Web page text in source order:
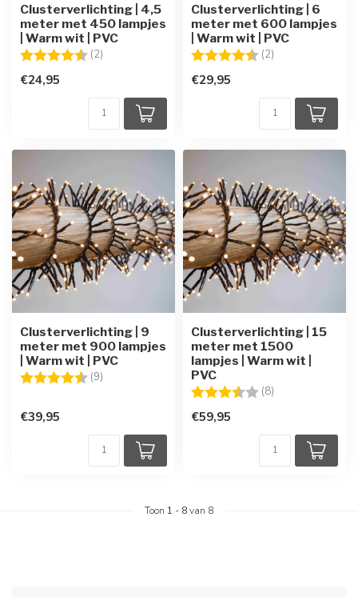
Clusterverlichting | 4,5
meter met 450 lampjes
| Warm wit | PVC
Beoordeling: (2)
€24,95
Clusterverlichting | 6
meter met 600 lampjes
| Warm wit | PVC
Beoordeling: (2)
€29,95
Clusterverlichting | 9
meter met 900 lampjes
| Warm wit | PVC
Beoordeling: (9)
€39,95
Clusterverlichting | 15
meter met 1500
lampjes | Warm wit |
PVC
Beoordeling: (8)
€59,95
Toon 1 - 8van 8